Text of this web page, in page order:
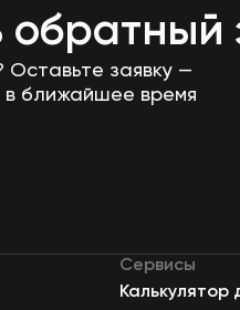
обратный
заявку —
в ближайшее время
Сервисы
Калькулятор